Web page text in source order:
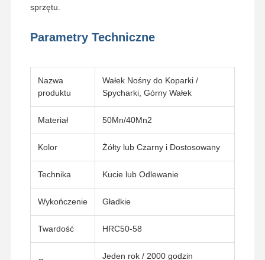
Po Fabryce
Jakości
Wszystkie
Przypadki
Poprosić O
Wycenę
części podwozia
Rolka gąsienicowa
Włókno nośne
Przednie koło pasowe
sprzętu.
Parametry Techniczne
Nazwa
produktu
Wałek Nośny do Koparki /
Spycharki, Górny Wałek
Materiał 50Mn/40Mn2
Kolor Żółty lub Czarny i Dostosowany
Technika Kucie lub Odlewanie
Wykończenie Gładkie
Twardość HRC50-58
Jeden rok / 2000 godzin